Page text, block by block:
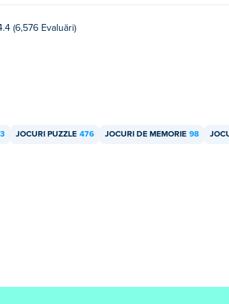
(6,576 Evaluări)
JOCURI PUZZLE 476 JOCURI DE MEMORIE 98